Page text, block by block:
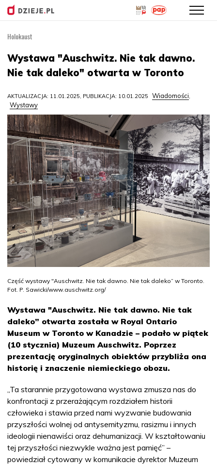
treści
Holokaust
Wystawa "Auschwitz. Nie tak dawno.
Nie tak daleko" otwarta w Toronto
AKTUALIZACJA: 11.01.2025, PUBLIKACJA: 10.01.2025 Wiadomości,
Wystawy
Część wystawy "Auschwitz. Nie tak dawno. Nie tak daleko” w Toronto.
Fot. P. Sawicki/www.auschwitz.org/
Wystawa "Auschwitz. Nie tak dawno. Nie tak
daleko” otwarta została w Royal Ontario
Museum w Toronto w Kanadzie – podało w piątek
(10 stycznia) Muzeum Auschwitz. Poprzez
prezentację oryginalnych obiektów przybliża ona
historię i znaczenie niemieckiego obozu.
„Ta starannie przygotowana wystawa zmusza nas do
konfrontacji z przerażającym rozdziałem historii
człowieka i stawia przed nami wyzwanie budowania
przyszłości wolnej od antysemityzmu, rasizmu i innych
ideologii nienawiści oraz dehumanizacji. W kształtowaniu
tej przyszłości niezwykle ważna jest pamięć” –
powiedział cytowany w komunikacie dyrektor Muzeum